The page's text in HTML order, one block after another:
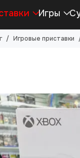
Игры
Игровые приставки